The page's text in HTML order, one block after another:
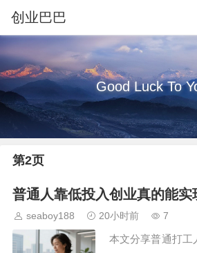
创业巴巴
Good Luck To
第2页
普通人靠低投入创业真的能实
seaboy188 20小时前 7
本文分享普通打工